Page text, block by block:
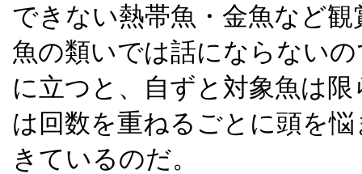
できない熱帯魚・金魚など
魚の類いでは話にならない
に立つと、自ずと対象魚は
は回数を重ねるごとに頭を
きているのだ。